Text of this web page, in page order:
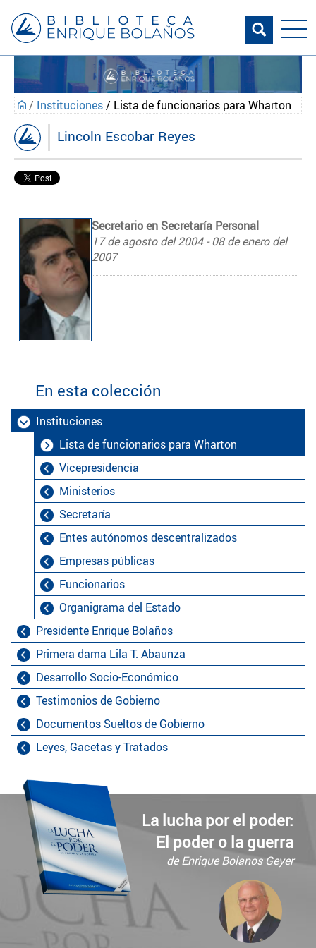
/ Instituciones/ Lista de funcionarios para Wharton
Lincoln Escobar Reyes
Secretario en Secretaría Personal
17 de agosto del 2004 - 08 de enero del
2007
En esta colección
Instituciones
Vicepresidencia
Ministerios
Secretaría
Entes autónomos descentralizados
Empresas públicas
Funcionarios
Organigrama del Estado
Lista de funcionarios para Wharton
Presidente Enrique Bolaños
Primera dama Lila T. Abaunza
Desarrollo Socio-Económico
Testimonios de Gobierno
Documentos Sueltos de Gobierno
Leyes, Gacetas y Tratados
La lucha por el poder:
El poder o la guerra
de Enrique Bolanos Geyer